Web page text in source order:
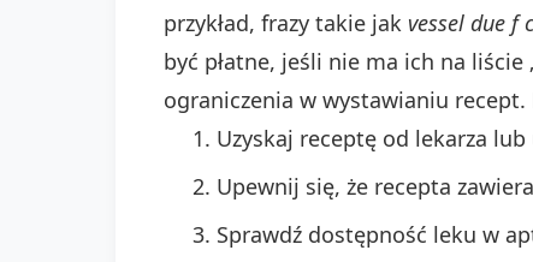
przykład, frazy takie jak vessel due f
być płatne, jeśli nie ma ich na liście
ograniczenia w wystawianiu recept.
Uzyskaj receptę od lekarza
Upewnij się, że recepta zawiera
Sprawdź dostępność leku w